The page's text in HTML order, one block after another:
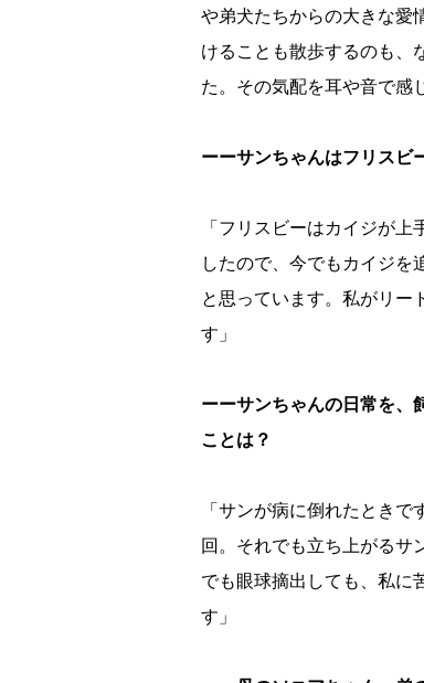
弟犬たちからの大きな愛
けることも散歩するのも、
た。その気配を耳や音で感
ーーサンちゃんはフリスビ
「フリスビーはカイジが
したので、今でもカイジを
と思っています。私がリー
す」
ーーサンちゃんの日常を、
ことは？
「サンが病に倒れたとき
回。それでも立ち上がるサ
でも眼球摘出しても、私に
す」